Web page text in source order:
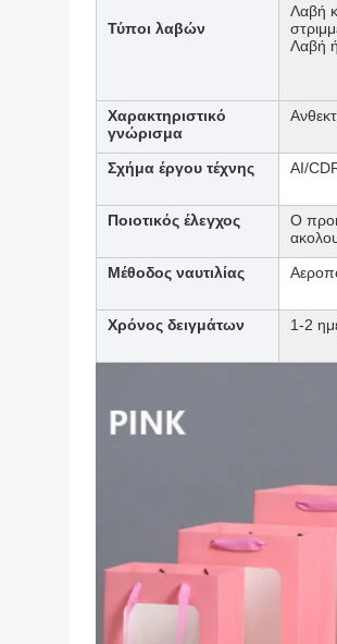
Τύποι λαβών
Λαβή
Λαβή
Χαρακτηριστικό
γνώρισμα
Σχήμα έργου τέχνης AI/
Ποιοτικός έλεγχος
Ο
Μέθοδος ναυτιλίας
Χρόνος δειγμάτων 1-2